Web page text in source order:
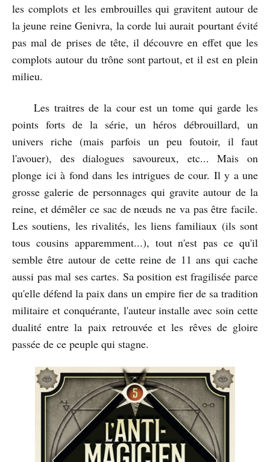
les complots et les embrouilles qui gravitent autour de
la jeune reine Genivra, la corde lui aurait pourtant évité
pas mal de prises de tête, il découvre en effet que les
complots autour du trône sont partout, et il est en plein
milieu.
Les traitres de la cour est un tome qui garde les
points forts de la série, un héros débrouillard, un
univers riche (mais parfois un peu foutoir, il faut
l'avouer), des dialogues savoureux, etc... Mais on
plonge ici à fond dans les intrigues de cour. Il y a une
grosse galerie de personnages qui gravite autour de la
reine, et démêler ce sac de nœuds ne va pas être facile.
Les soutiens, les rivalités, les liens familiaux (ils sont
tous cousins apparemment...), tout n'est pas ce qu'il
semble être autour de cette reine de 11 ans qui cache
aussi pas mal ses cartes. Sa position est fragilisée parce
qu'elle défend la paix dans un empire fier de sa tradition
militaire et conquérante, l'auteur installe avec soin cette
dualité entre la paix retrouvée et les rêves de gloire
passée de ce peuple qui stagne.